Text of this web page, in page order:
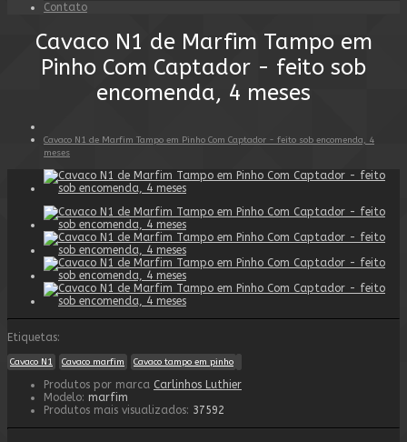
Contato
Cavaco N1 de Marfim Tampo em
Pinho Com Captador - feito sob
encomenda, 4 meses
Cavaco N1 de Marfim Tampo em Pinho Com Captador - feito sob encomenda, 4
meses
Etiquetas:
Cavaco N1 Cavaco marfim Cavaco tampo em pinho
Produtos por marca Carlinhos Luthier
Modelo: marfim
Produtos mais visualizados: 37592